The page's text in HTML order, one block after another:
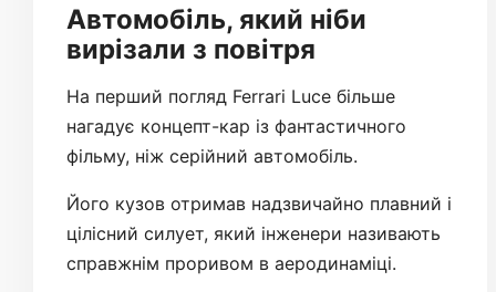
Автомобіль, який ніби
вирізали з повітря
На перший погляд Ferrari Luce більше
нагадує концепт-кар із фантастичного
фільму, ніж серійний автомобіль.
Його кузов отримав надзвичайно плавний і
цілісний силует, який інженери називають
справжнім проривом в аеродинаміці.